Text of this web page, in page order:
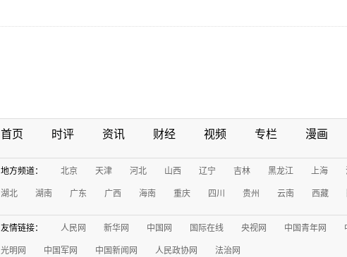
首页 时评 资讯 财经 视频 专栏 漫画
地方频道： 北京 天津 河北 山西 辽宁 吉林 黑龙江 上海
湖北 湖南 广东 广西 海南 重庆 四川 贵州 云南 西藏
友情链接： 人民网 新华网 中国网 国际在线 央视网 中国青年网
光明网 中国军网 中国新闻网 人民政协网 法治网